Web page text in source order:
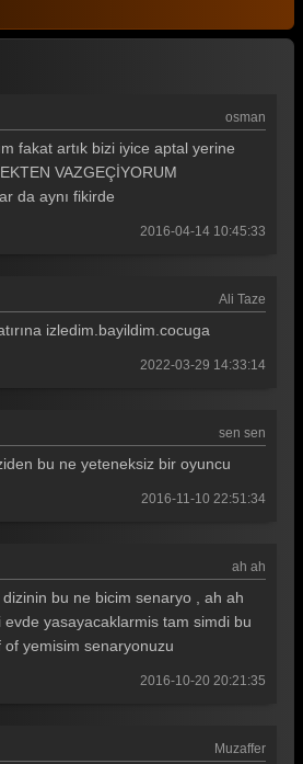
osman
fakat artık bizi iyice aptal yerine
VAZGEÇİYORUM
da aynı fikirde
2016-04-14 10:45:33
Ali Taze
izledim.bayildim.cocuga
2022-03-29 14:33:14
sen sen
bu ne yeteneksiz bir oyuncu
2016-11-10 22:51:34
ah ah
bu ne bicim senaryo , ah ah
yasayacaklarmis tam simdi bu
yemisim senaryonuzu
2016-10-20 20:21:35
Muzaffer